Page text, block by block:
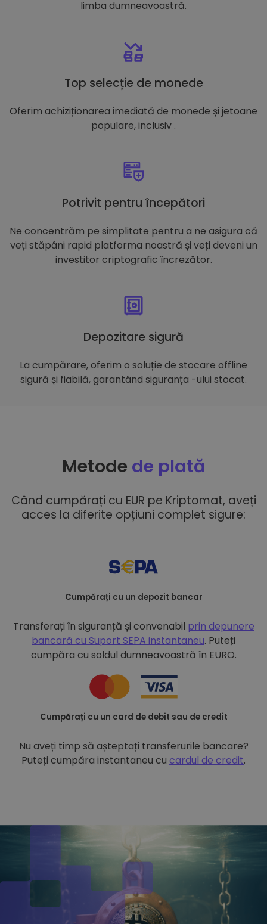
limba dumneavoastră.
Top selecție de monede
Oferim achiziționarea imediată de monede și jetoane
populare, inclusiv .
Potrivit pentru începători
Ne concentrăm pe simplitate pentru a ne asigura că
veți stăpâni rapid platforma noastră și veți deveni un
investitor criptografic încrezător.
Depozitare sigură
La cumpărare, oferim o soluție de stocare offline
sigură și fiabilă, garantând siguranța -ului stocat.
Metode de plată
Când cumpărați cu EUR pe Kriptomat, aveți
acces la diferite opțiuni complet sigure:
Cumpărați cu un depozit bancar
Transferați în siguranță și convenabil prin depunere
bancară cu Suport SEPA instantaneu. Puteți
cumpăra cu soldul dumneavoastră în EURO.
Cumpărați cu un card de debit sau de credit
Nu aveți timp să așteptați transferurile bancare?
Puteți cumpăra instantaneu cu cardul de credit.